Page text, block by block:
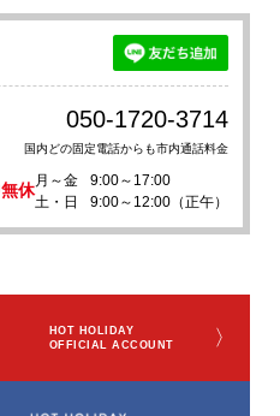
050-1720-3714
国内どの固定電話からも市内通話料金
休
月～金
9:00～17:00
土・日
9:00～12:00（正午）
HOT HOLIDAY
OFFICIAL ACCOUNT
〉